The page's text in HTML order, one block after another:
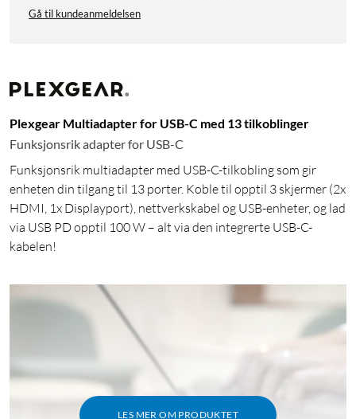
Gå til kundeanmeldelsen
Plexgear Multiadapter for USB-C med 13 tilkoblinger
Funksjonsrik adapter for USB-C
Funksjonsrik multiadapter med USB-C-tilkobling som gir
enheten din tilgang til 13 porter. Koble til opptil 3 skjermer (2x
HDMI, 1x Displayport), nettverkskabel og USB-enheter, og lad
via USB PD opptil 100 W – alt via den integrerte USB-C-
kabelen!
LES MER OM PRODUKTET